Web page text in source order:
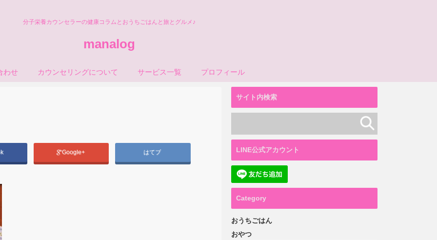
分子栄養カウンセラーの健康コラムとおうちごはんと旅とグルメ♪
manalog
わせ カウンセリングについて サービス一覧 プロフィール
Google+ はてブ
サイト内検索
LINE公式アカウント
Category
おうちごはん
おやつ